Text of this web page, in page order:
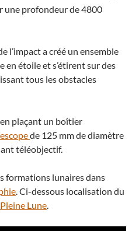
une profondeur de 4800
l’impact a créé un ensemble
étoile et s’étirent sur des
tous les obstacles
en plaçant un boîtier
de 125 mm de diamètre
téléobjectif.
formations lunaires dans
. Ci-dessous localisation du
Pleine Lune